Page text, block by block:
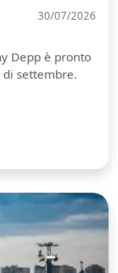
30/07/2026
Depp è pronto
settembre.